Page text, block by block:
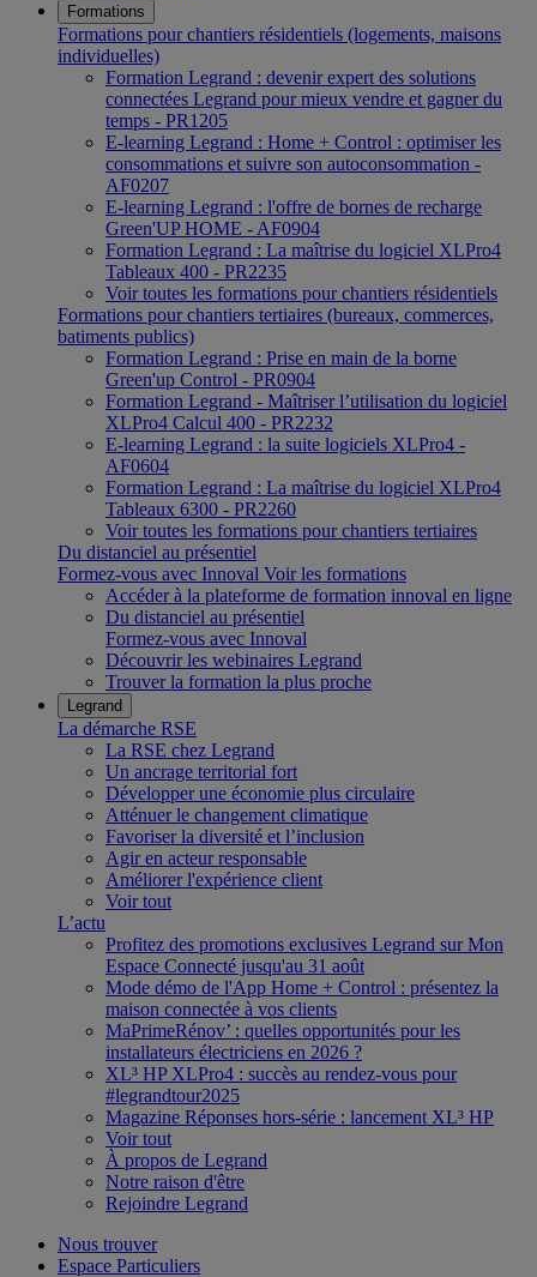
Formations
Formations pour chantiers résidentiels (logements, maisons
individuelles)
Formation Legrand : devenir expert des solutions
connectées Legrand pour mieux vendre et gagner du
temps - PR1205
E-learning Legrand : Home + Control : optimiser les
consommations et suivre son autoconsommation -
AF0207
E-learning Legrand : l'offre de bornes de recharge
Green'UP HOME - AF0904
Formation Legrand : La maîtrise du logiciel XLPro4
Tableaux 400 - PR2235
Voir toutes les formations pour chantiers résidentiels
Formations pour chantiers tertiaires (bureaux, commerces,
batiments publics)
Formation Legrand : Prise en main de la borne
Green'up Control - PR0904
Formation Legrand - Maîtriser l’utilisation du logiciel
XLPro4 Calcul 400 - PR2232
E-learning Legrand : la suite logiciels XLPro4 -
AF0604
Formation Legrand : La maîtrise du logiciel XLPro4
Tableaux 6300 - PR2260
Voir toutes les formations pour chantiers tertiaires
Du distanciel au présentiel
Formez-vous avec Innoval Voir les formations
Accéder à la plateforme de formation innoval en ligne
Du distanciel au présentiel
Formez-vous avec Innoval
Découvrir les webinaires Legrand
Trouver la formation la plus proche
Legrand
La démarche RSE
La RSE chez Legrand
Un ancrage territorial fort
Développer une économie plus circulaire
Atténuer le changement climatique
Favoriser la diversité et l’inclusion
Agir en acteur responsable
Améliorer l'expérience client
Voir tout
L’actu
Profitez des promotions exclusives Legrand sur Mon
Espace Connecté jusqu'au 31 août
Mode démo de l'App Home + Control : présentez la
maison connectée à vos clients
MaPrimeRénov’ : quelles opportunités pour les
installateurs électriciens en 2026 ?
XL³ HP XLPro4 : succès au rendez-vous pour
#legrandtour2025
Magazine Réponses hors-série : lancement XL³ HP
Voir tout
À propos de Legrand
Notre raison d'être
Rejoindre Legrand
Nous trouver
Espace Particuliers